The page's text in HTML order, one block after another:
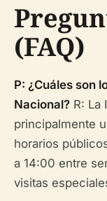
(FAQ)
P: ¿Cuáles son
Nacional? R: La
principalmente
horarios
a 14:00 entre
visitas